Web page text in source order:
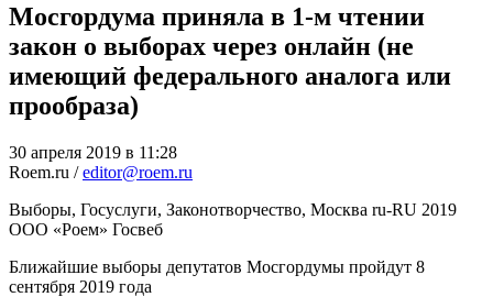
Мосгордума приняла в 1-м чтении
закон о выборах через онлайн (не
имеющий федерального аналога или
прообраза)
30 апреля 2019 в 11:28
Roem.ru /editor@roem.ru
Выборы, Госуслуги, Законотворчество, Москва ru-RU 2019
ООО «Роем» Госвеб
Ближайшие выборы депутатов Мосгордумы пройдут 8
сентября 2019 года